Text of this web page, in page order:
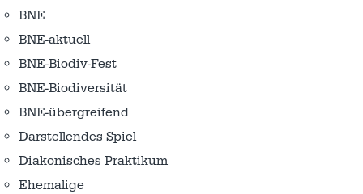
BNE
BNE-aktuell
BNE-Biodiv-Fest
BNE-Biodiversität
BNE-übergreifend
Darstellendes Spiel
Diakonisches Praktikum
Ehemalige